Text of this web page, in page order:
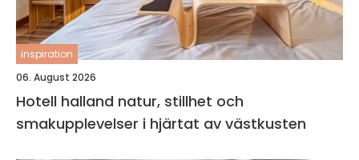
inspiration
06. August 2026
Hotell halland natur, stillhet och
smakupplevelser i hjärtat av västkusten